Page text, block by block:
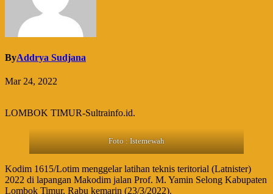
ByAddrya Sudjana
Mar 24, 2022
LOMBOK TIMUR-Sultrainfo.id.
Foto : Istemewah
Kodim 1615/Lotim menggelar latihan teknis teritorial (Latnister)
2022 di lapangan Makodim jalan Prof. M. Yamin Selong Kabupaten
Lombok Timur, Rabu kemarin (23/3/2022).